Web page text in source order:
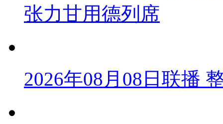
张力甘用德列席
2026年08月08日联播